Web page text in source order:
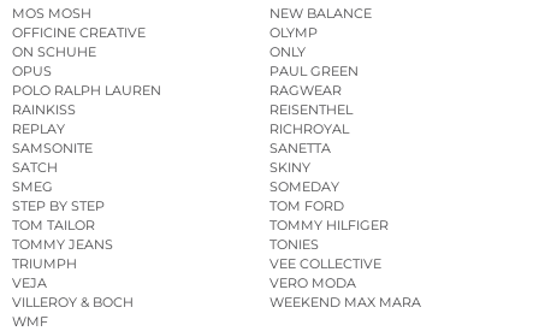
MOS MOSH
NEW BALANCE
OFFICINE CREATIVE
OLYMP
ON SCHUHE
ONLY
OPUS
PAUL GREEN
POLO RALPH LAUREN
RAGWEAR
RAINKISS
REISENTHEL
REPLAY
RICHROYAL
SAMSONITE
SANETTA
SATCH
SKINY
SMEG
SOMEDAY
STEP BY STEP
TOM FORD
TOM TAILOR
TOMMY HILFIGER
TOMMY JEANS
TONIES
TRIUMPH
VEE COLLECTIVE
VEJA
VERO MODA
VILLEROY & BOCH
WEEKEND MAX MARA
WMF